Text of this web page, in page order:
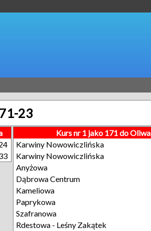
23
Kurs nr 1 jako 171 do Oliwa
Karwiny Nowowiczlińska
Karwiny Nowowiczlińska
Anyżowa
Dąbrowa Centrum
Kameliowa
Paprykowa
Szafranowa
Rdestowa - Leśny Zakątek